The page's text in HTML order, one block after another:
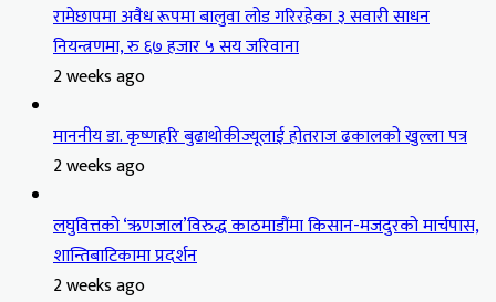
रामेछापमा अवैध रूपमा बालुवा लोड गरिरहेका ३ सवारी साधन
नियन्त्रणमा, रु ६७ हजार ५ सय जरिवाना
2 weeks ago
माननीय डा. कृष्णहरि बुढाथोकीज्यूलाई होतराज ढकालको खुल्ला पत्र
2 weeks ago
लघुवित्तको ‘ऋणजाल’विरुद्ध काठमाडौंमा किसान-मजदुरको मार्चपास,
शान्तिबाटिकामा प्रदर्शन
2 weeks ago